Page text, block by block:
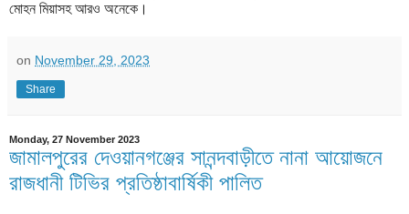
মোহন মিয়াসহ আরও অনেকে।
on November 29, 2023
Share
Monday, 27 November 2023
জামালপুরের দেওয়ানগঞ্জের সানন্দবাড়ীতে নানা আয়োজনে
রাজধানী টিভির প্রতিষ্ঠাবার্ষিকী পালিত